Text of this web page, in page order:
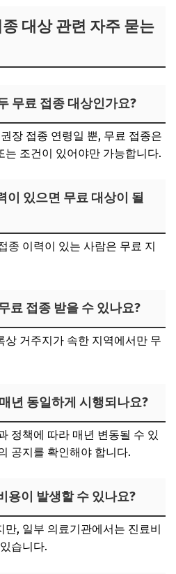
대상 관련 자주 묻는
무료 접종 대상인가요?
장 접종 연령일 뿐, 무료 접종은
는 조건이 있어야만 가능합니다.
이 있으면 무료 대상이 될
종 이력이 있는 사람은 무료 지
료 접종 받을 수 있나요?
거주지가 속한 지역에서만 무
년 동일하게 시행되나요?
정책에 따라 매년 변동될 수 있
공지를 확인해야 합니다.
용이 발생할 수 있나요?
, 일부 의료기관에서는 진료비
습니다.